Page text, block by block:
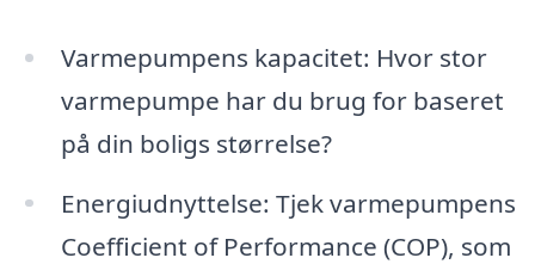
Varmepumpens kapacitet: Hvor stor
varmepumpe har du brug for baseret
på din boligs størrelse?
Energiudnyttelse: Tjek varmepumpens
Coefficient of Performance (COP), som